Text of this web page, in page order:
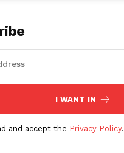
I WANT IN
and accept the Privacy Policy.